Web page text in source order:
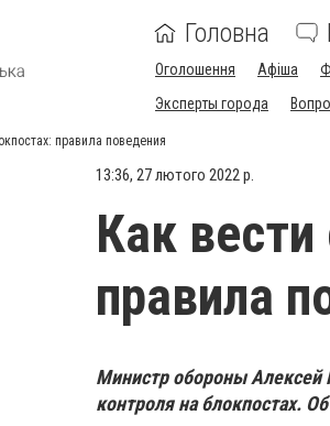
Головна
Оголошення Афіша
Эксперты города
правила поведения
13:36, 27 лютого 2022 р.
Как
правила
Министр обороны Алексей
контроля на блокпостах.